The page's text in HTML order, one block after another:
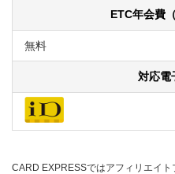
ETC年会費
無料
対応電
CARD EXPRESSではアフィリエイ